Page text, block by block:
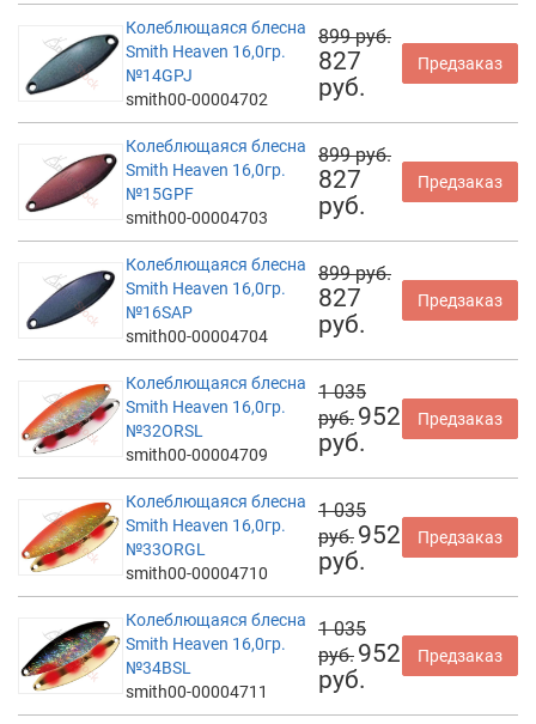
Колеблющаяся блесна
Smith Heaven 16,0гр.
№14GPJ
smith00-00004702
899 руб.
827
руб.
Предзаказ
Колеблющаяся блесна
Smith Heaven 16,0гр.
№15GPF
smith00-00004703
899 руб.
827
руб.
Предзаказ
Колеблющаяся блесна
Smith Heaven 16,0гр.
№16SAP
smith00-00004704
899 руб.
827
руб.
Предзаказ
Колеблющаяся блесна
Smith Heaven 16,0гр.
№32ORSL
smith00-00004709
1 035
руб. 952
руб.
Предзаказ
Колеблющаяся блесна
Smith Heaven 16,0гр.
№33ORGL
smith00-00004710
1 035
руб. 952
руб.
Предзаказ
Колеблющаяся блесна
Smith Heaven 16,0гр.
№34BSL
smith00-00004711
1 035
руб. 952
руб.
Предзаказ